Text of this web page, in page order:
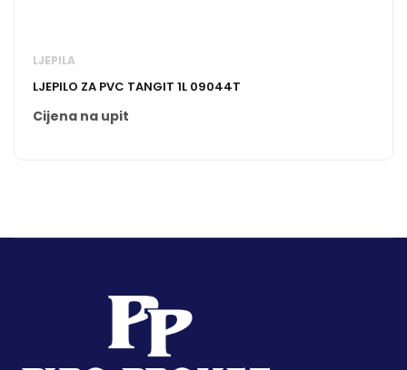
LJEPILA
LJEPILO ZA PVC TANGIT 1L 09044T
Cijena na upit